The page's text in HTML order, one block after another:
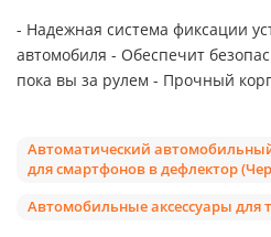
- Надежная система фиксации
автомобиля - Обеспечит
пока вы за рулем - Прочный
Автоматический
для смартфонов в дефлектор
Автомобильные аксессуары для